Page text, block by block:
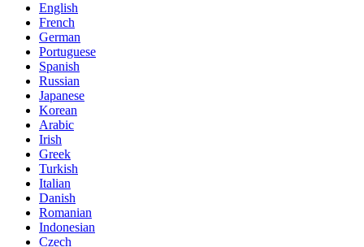
English
French
German
Portuguese
Spanish
Russian
Japanese
Korean
Arabic
Irish
Greek
Turkish
Italian
Danish
Romanian
Indonesian
Czech